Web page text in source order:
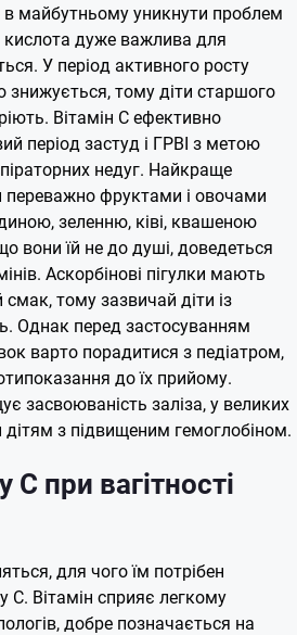
майбутньому уникнути проблем
кислота дуже важлива для
У період активного росту
знижується, тому діти старшого
Вітамін С ефективно
період застуд і ГРВІ з метою
недуг. Найкраще
переважно фруктами і овочами
зеленню, ківі, квашеною
вони їй не до душі, доведеться
Аскорбінові пігулки мають
тому зазвичай діти із
Однак перед застосуванням
варто порадитися з педіатром,
до їх прийому.
засвоюваність заліза, у великих
з підвищеним гемоглобіном.
при вагітності
для чого їм потрібен
С. Вітамін сприяє легкому
добре позначається на